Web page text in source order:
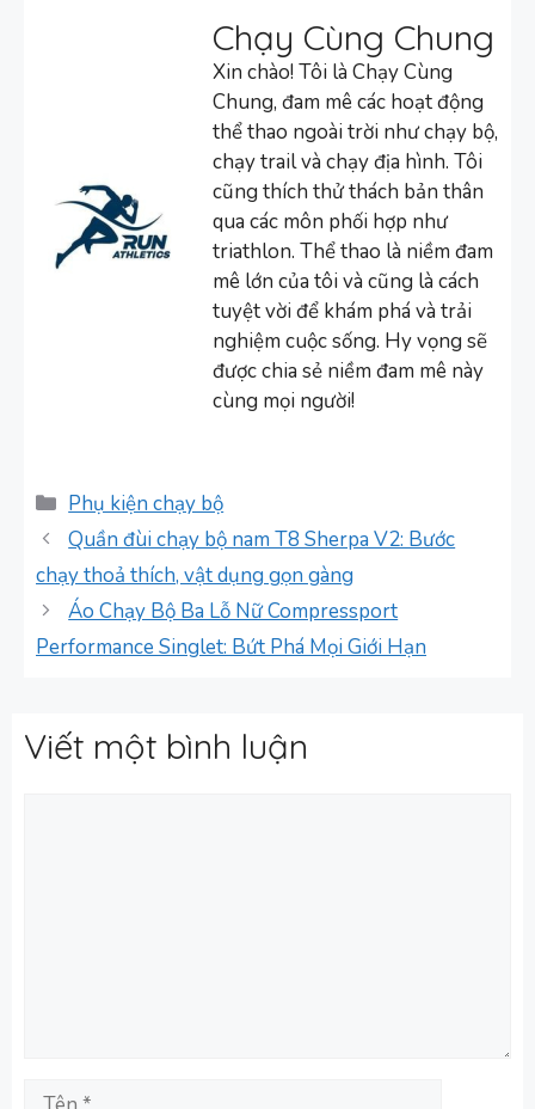
Chạy Cùng Chung
Xin chào! Tôi là Chạy Cùng
Chung, đam mê các hoạt động
thể thao ngoài trời như chạy bộ,
chạy trail và chạy địa hình. Tôi
cũng thích thử thách bản thân
qua các môn phối hợp như
triathlon. Thể thao là niềm đam
mê lớn của tôi và cũng là cách
tuyệt vời để khám phá và trải
nghiệm cuộc sống. Hy vọng sẽ
được chia sẻ niềm đam mê này
cùng mọi người!
Danh
mục
Phụ kiện chạy bộ
Quần đùi chạy bộ nam T8 Sherpa V2: Bước
chạy thoả thích, vật dụng gọn gàng
Áo Chạy Bộ Ba Lỗ Nữ Compressport
Performance Singlet: Bứt Phá Mọi Giới Hạn
Viết một bình luận
Tên